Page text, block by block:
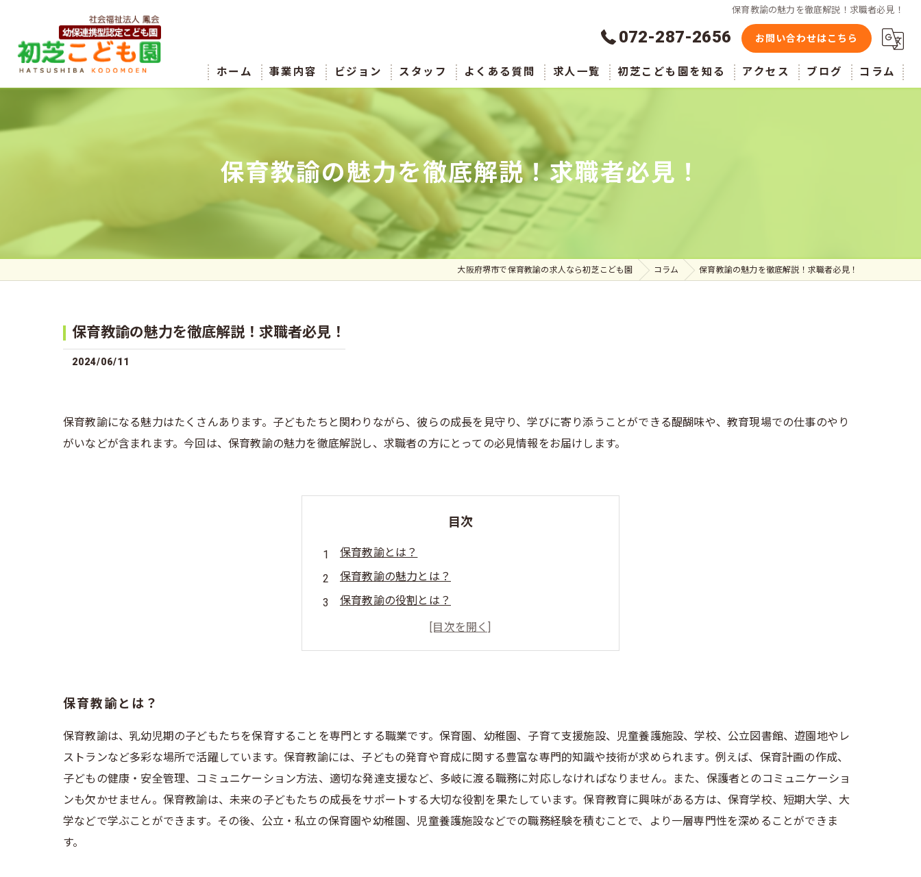
保育教諭の魅力を徹底解説！求職者必見！
072-287-2656 お問い合わせはこちら
ホーム 事業内容 ビジョン スタッフ よくある質問 求人一覧 初芝こども園を知る
働きやすい
アクセス ブログ コラム
保育教諭の魅力を徹底解説！求職者必見！
大阪府堺市で保育教諭の求人なら初芝こども園 コラム 保育教諭の魅力を徹底解説！求職者必見！
保育教諭の魅力を徹底解説！求職者必見！
2024/06/11
保育教諭になる魅力はたくさんあります。子どもたちと関わりながら、彼らの成長を見守り、学びに寄り添うことができる醍醐味や、教育現場での仕事のやり
がいなどが含まれます。今回は、保育教諭の魅力を徹底解説し、求職者の方にとっての必見情報をお届けします。
目次
保育教諭とは？
保育教諭の魅力とは？
保育教諭の役割とは？
保育教諭の求人情報について
保育教諭に向いた人の特徴とは？
保育教諭とは？
保育教諭は、乳幼児期の子どもたちを保育することを専門とする職業です。保育園、幼稚園、子育て支援施設、児童養護施設、学校、公立図書館、遊園地やレ
ストランなど多彩な場所で活躍しています。保育教諭には、子どもの発育や育成に関する豊富な専門的知識や技術が求められます。例えば、保育計画の作成、
子どもの健康・安全管理、コミュニケーション方法、適切な発達支援など、多岐に渡る職務に対応しなければなりません。また、保護者とのコミュニケーショ
ンも欠かせません。保育教諭は、未来の子どもたちの成長をサポートする大切な役割を果たしています。保育教育に興味がある方は、保育学校、短期大学、大
学などで学ぶことができます。その後、公立・私立の保育園や幼稚園、児童養護施設などでの職務経験を積むことで、より一層専門性を深めることができま
す。